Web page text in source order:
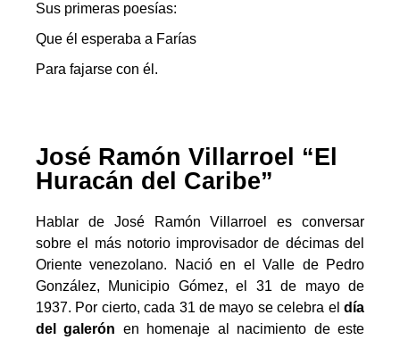
Sus primeras poesías:
Que él esperaba a Farías
Para fajarse con él.
José Ramón Villarroel “El
Huracán del Caribe”
Hablar de José Ramón Villarroel es conversar
sobre el más notorio improvisador de décimas del
Oriente venezolano. Nació en el Valle de Pedro
González, Municipio Gómez, el 31 de mayo de
1937. Por cierto, cada 31 de mayo se celebra el día
del galerón en homenaje al nacimiento de este